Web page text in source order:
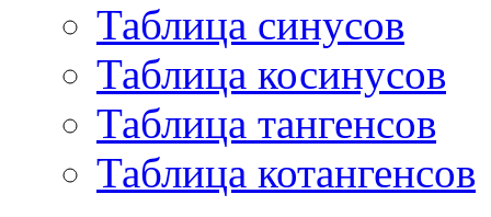
Таблица синусов
Таблица косинусов
Таблица тангенсов
Таблица котангенсов